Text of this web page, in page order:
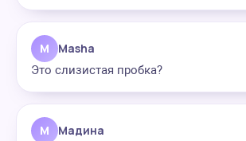
M Masha
Это слизистая пробка?
М Мадина